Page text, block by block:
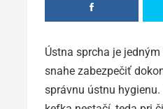
Ústna sprcha je
snahe zabezpečiť
správnu ústnu